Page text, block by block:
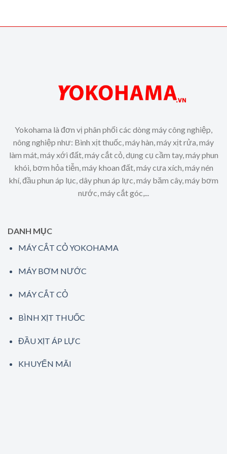
Yokohama là đơn vị phân phối các dòng máy công nghiệp,
nông nghiệp như: Bình xịt thuốc, máy hàn, máy xịt rửa, máy
làm mát, máy xới đất, máy cắt cỏ, dụng cụ cầm tay, máy phun
khói, bơm hỏa tiễn, máy khoan đất, máy cưa xích, máy nén
khí, đầu phun áp lục, dây phun áp lực, máy băm cây, máy bơm
nước, máy cắt góc,...
DANH MỤC
MÁY CẮT CỎ YOKOHAMA
MÁY BƠM NƯỚC
MÁY CẮT CỎ
BÌNH XỊT THUỐC
ĐẦU XỊT ÁP LỰC
KHUYẾN MÃI